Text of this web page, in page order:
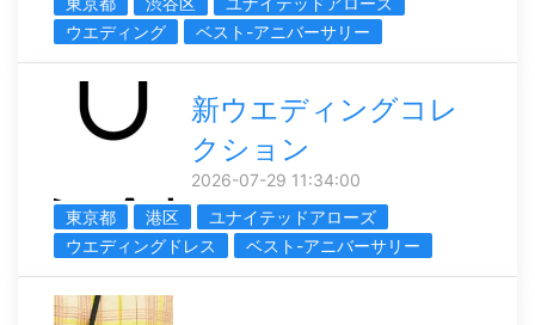
ウエディング
ベスト-アニバーサリー
新ウエディングコレ
クション
2026-07-29 11:34:00
東京都
港区
ユナイテッドアローズ
ウエディングドレス
ベスト-アニバーサリー